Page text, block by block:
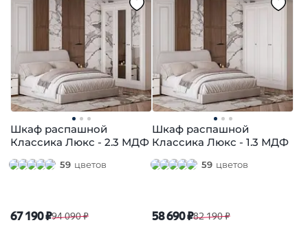
Шкаф распашной
Классика Люкс - 2.3 МДФ
59 цветов
67 190 ₽94 090 ₽
Шкаф распашной
Классика Люкс - 1.3 МДФ
59 цветов
58 690 ₽82 190 ₽